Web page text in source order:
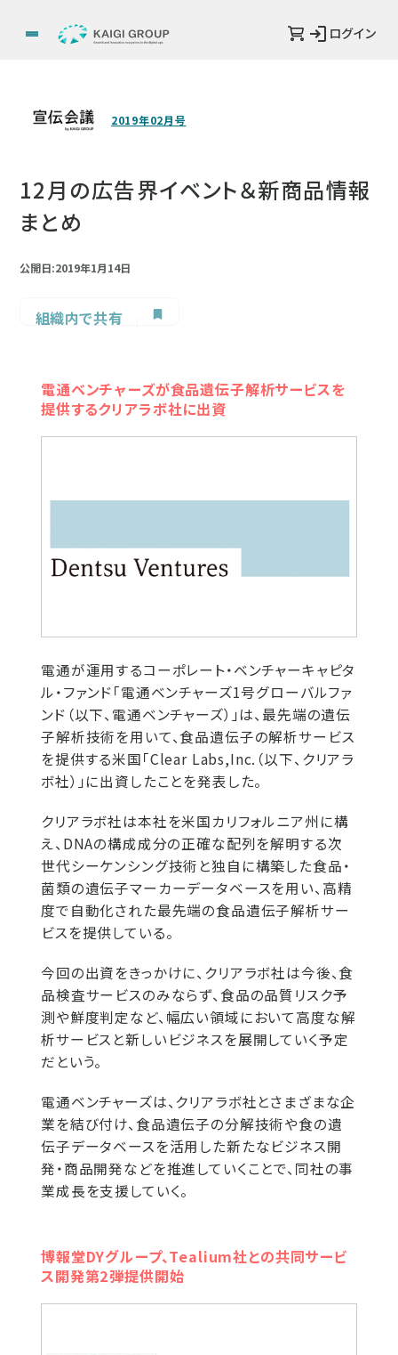
ログイン
2019年02月号
12月の広告界イベント＆新商品情報
まとめ
公開日:2019年1月14日
組織内で共有
電通ベンチャーズが食品遺伝子解析サービスを
提供するクリアラボ社に出資
電通が運用するコーポレート・ベンチャーキャピタ
ル・ファンド「電通ベンチャーズ1号グローバルファ
ンド（以下、電通ベンチャーズ）」は、最先端の遺伝
子解析技術を用いて、食品遺伝子の解析サービス
を提供する米国「Clear Labs,Inc.（以下、クリアラ
ボ社）」に出資したことを発表した。
クリアラボ社は本社を米国カリフォルニア州に構
え、DNAの構成成分の正確な配列を解明する次
世代シーケンシング技術と独自に構築した食品・
菌類の遺伝子マーカーデータベースを用い、高精
度で自動化された最先端の食品遺伝子解析サー
ビスを提供している。
今回の出資をきっかけに、クリアラボ社は今後、食
品検査サービスのみならず、食品の品質リスク予
測や鮮度判定など、幅広い領域において高度な解
析サービスと新しいビジネスを展開していく予定
だという。
電通ベンチャーズは、クリアラボ社とさまざまな企
業を結び付け、食品遺伝子の分解技術や食の遺
伝子データベースを活用した新たなビジネス開
発・商品開発などを推進していくことで、同社の事
業成長を支援していく。
博報堂DYグループ、Tealium社との共同サービ
ス開発第2弾提供開始